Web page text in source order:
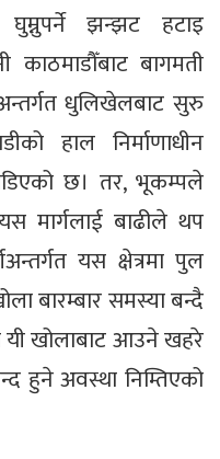
घुम्नुपर्ने झन्झट हटाइ
काठमाडौँबाट बागमती
धुलिखेलबाट सुरु
हाल निर्माणाधीन
छ। तर, भूकम्पले
मार्गलाई बाढीले थप
यस क्षेत्रमा पुल
बारम्बार समस्या बन्दै
खोलाबाट आउने खहरे
हुने अवस्था निम्तिएको